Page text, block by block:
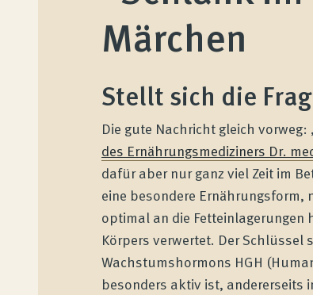
Märchen
Stellt sich die
Die gute Nachricht gleich
des Ernährungsmediziners Dr.
dafür aber nur ganz viel Zeit im
eine besondere Ernährungsform,
optimal an die Fetteinlagerungen
Körpers verwertet. Der
Wachstumshormons HGH
besonders aktiv ist, andererseits